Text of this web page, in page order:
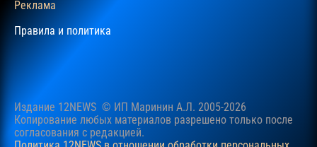
Реклама
Правила и политика
Издание 12NEWS © ИП Маринин А.Л. 2005-2026
Копирование любых материалов разрешено только после
согласования c редакцией.